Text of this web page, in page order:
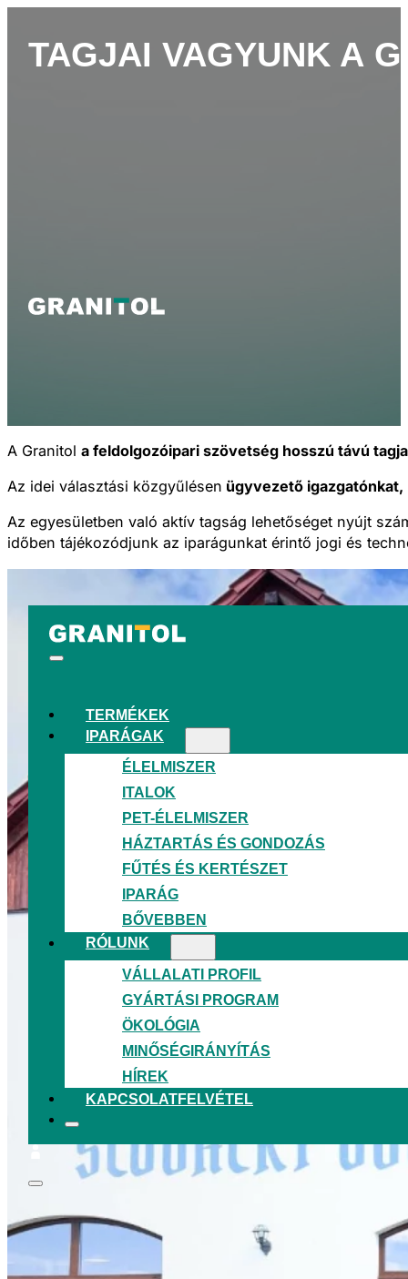
TERMÉKEK
IPARÁGAK
ÉLELMISZER
ITALOK
PET-ÉLELMISZER
HÁZTARTÁS ÉS GONDOZÁS
FŰTÉS ÉS KERTÉSZET
IPARÁG
BŐVEBBEN
RÓLUNK
VÁLLALATI PROFIL
GYÁRTÁSI PROGRAM
ÖKOLÓGIA
MINŐSÉGIRÁNYÍTÁS
HÍREK
KAPCSOLATFELVÉTEL
TAGJAI VAGYUNK A
A Granitol a feldolgozóipari szövetség hosszú távú
Az idei választási közgyűlésen ügyvezető igazgatónkat,
Az egyesületben való aktív tagság lehetőséget nyújt
időben tájékozódjunk az iparágunkat érintő jogi és